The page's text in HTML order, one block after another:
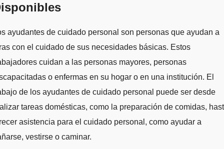
ayudantes de cuidado personal son personas que ayudan a
con el cuidado de sus necesidades básicas. Estos
cuidan a las personas mayores, personas
o enfermas en su hogar o en una institución. El
de los ayudantes de cuidado personal puede ser desde
tareas domésticas, como la preparación de comidas,
asistencia para el cuidado personal, como ayudar a
vestirse o caminar.